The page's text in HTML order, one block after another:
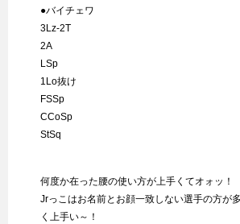
●バイチェワ
3Lz-2T
2A
LSp
1Lo抜け
FSSp
CCoSp
StSq
何度か在った腰の使い方が上手くてオォッ！
Jrっこはお名前とお顔一致しない選手の方が
く上手い～！